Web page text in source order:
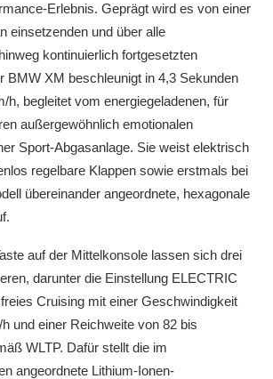
Erlebnis. Geprägt wird es von einer
einsetzenden und über alle
kontinuierlich fortgesetzten
BMW XM beschleunigt in 4,3 Sekunden
h, begleitet vom energiegeladenen, für
außergewöhnlich emotionalen
Sport-Abgasanlage. Sie weist elektrisch
regelbare Klappen sowie erstmals bei
übereinander angeordnete, hexagonale
auf der Mittelkonsole lassen sich drei
darunter die Einstellung ELECTRIC
Cruising mit einer Geschwindigkeit
und einer Reichweite von 82 bis
WLTP. Dafür stellt die im
angeordnete Lithium-Ionen-